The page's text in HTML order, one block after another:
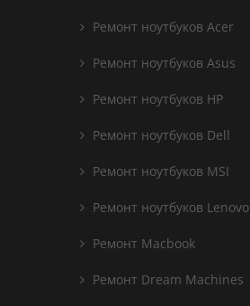
Ремонт ноутбуков Acer
Ремонт ноутбуков Asus
Ремонт ноутбуков HP
Ремонт ноутбуков Dell
Ремонт ноутбуков MSI
Ремонт ноутбуков Lenovo
Ремонт Macbook
Ремонт Dream Machines